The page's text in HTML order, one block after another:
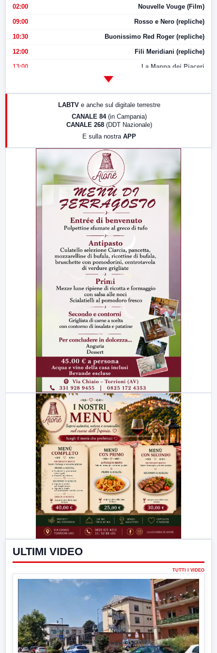
02:00 Nouvelle Vouge (Film)
09:00 Rosso e Nero (repliche)
10:30 Buonissimo Red Roger (repliche)
12:00 Fili Meridiani (repliche)
13:00 La Mappa dei Piaceri
LABTV e anche sul digitale terrestre
CANALE 84 (in Campania)
CANALE 268 (DDT Nazionale)
E sulla nostra APP
ULTIMI VIDEO
TUTTI I VIDEO